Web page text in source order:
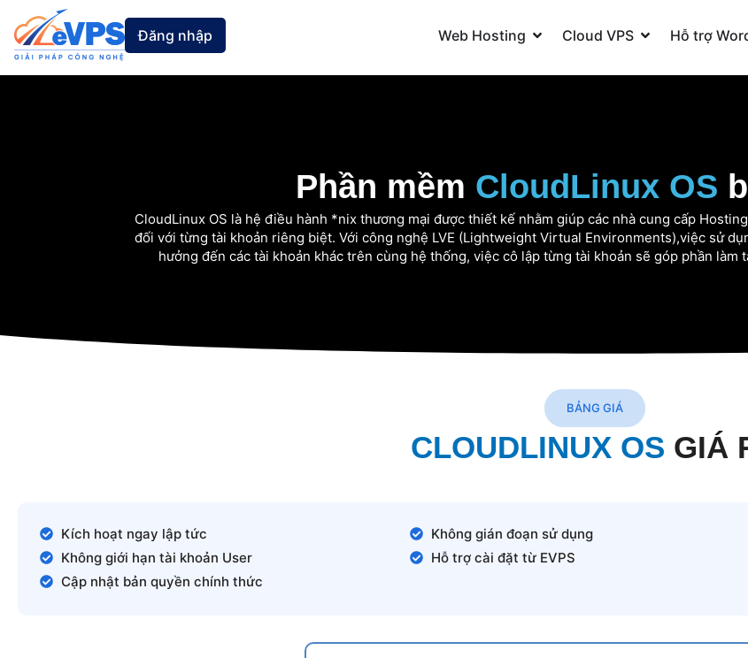
tới
nội
Web Hosting Open Web Hosting
Cloud VPS Open Cloud VPS
Hỗ trợ
Đăng nhập
Phần mềm CloudLinux OS
CloudLinux OS là hệ điều hành *nix thương mại được thiết kế nhằm giúp các nhà cung cấp
đối với từng tài khoản riêng biệt. Với công nghệ LVE (Lightweight Virtual Environments),việc sử
hưởng đến các tài khoản khác trên cùng hệ thống, việc cô lập từng tài khoản sẽ góp phần
BẢNG GIÁ
CLOUDLINUX OS GIÁ
Kích hoạt ngay lập tức
Không giới hạn tài khoản User
Cập nhật bản quyền chính thức
Không gián đoạn sử dụng
Hỗ trợ cài đặt từ EVPS